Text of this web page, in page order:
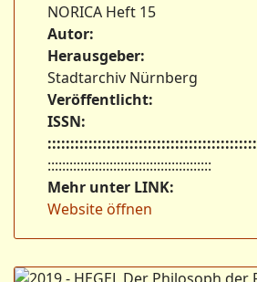
NORICA Heft 15
Autor:
Herausgeber:
Stadtarchiv Nürnberg
Veröffentlicht:
ISSN:
::::::::::::::::::::::::::::::::::::::::::::::
:::::::::::::::::::::::::::::::::::::::::::::
Mehr unter LINK:
Website öffnen